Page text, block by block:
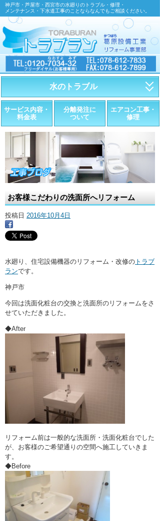
神戸市・芦屋市・西宮市の水廻りのトラブル・修理・
メンテナンス・下水道工事のことならなんでもご相談ください。
水のトラブル
・トイレが詰まったら
・トイレが漏れたら
・水道管が漏れたら
・排水が詰まったら
・水栓金具の取替え
・ここに水栓がほしい
サービス内容・
料金表
分離発注に
ついて
エアコン工事・
修理
お客様こだわりの洗面所へリフォーム
投稿日 2016年10月4日
水廻り、住宅設備機器のリフォーム・改修の トラブ
ランです。
神戸市
今回は洗面化粧台の交換と洗面所のリフォームをさ
せていただきました。
◆After
リフォーム前は一般的な洗面所・洗面化粧台でした
が、お客様のご希望通りの空間へ施工していきま
す。
◆Before